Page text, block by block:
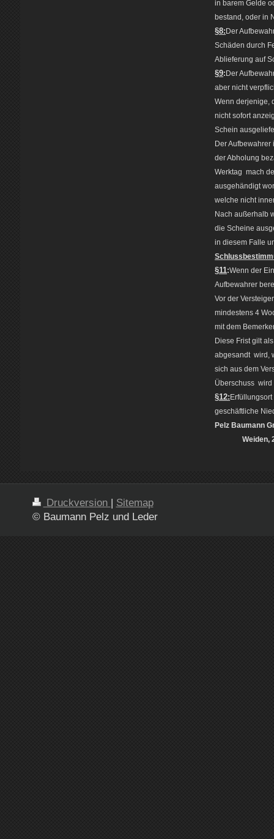
in barem Gelde
bestand, oder in
§8: Der
Schäden durch
Ablieferung auf
§9: Der
aber nicht
Wenn derjenige,
nicht sofort
Schein
Der
der Abholung
Werktag mach
ausgehändigt
welche nicht
Nach außerhalb
die Scheine
in diesem Falle
§11:Wenn der
Aufbewahrer
Vor der
mindestens 4
mit dem
Diese Frist gilt
abgesandt wird,
sich aus dem
Überschuss wird
§12:
geschäftliche
Pelz
Weiden,
Druckversion | Sitemap
© Baumann Pelz und Leder